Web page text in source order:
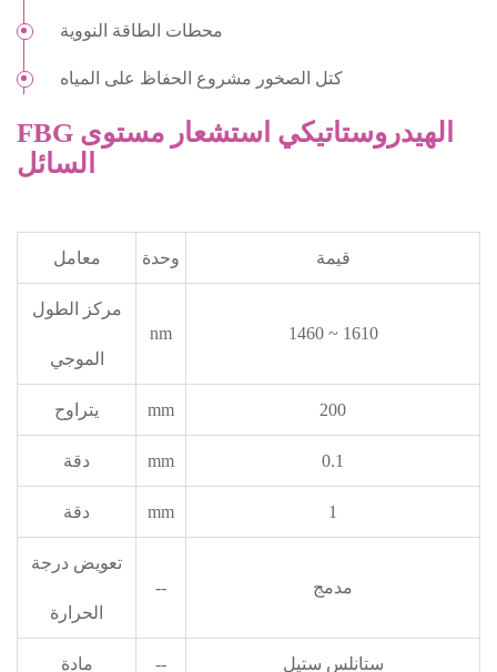
محطات الطاقة النووية
كتل الصخور مشروع الحفاظ على المياه
FBG الهيدروستاتيكي استشعار مستوى
السائل
معامل وحدة قيمة
مركز الطول
الموجي
nm 1460 ~ 1610
يتراوح mm 200
دقة mm 0.1
دقة mm 1
تعويض درجة
الحرارة
-- مدمج
مادة -- ستانلس ستيل